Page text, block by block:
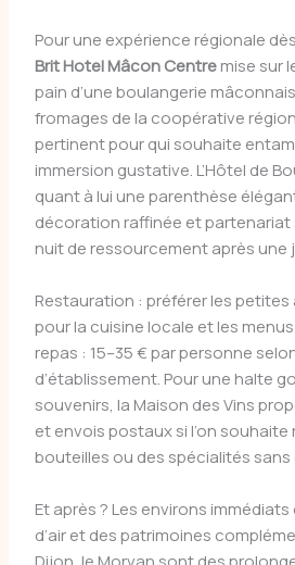
Pour une expérience régionale
Brit Hotel Mâcon Centremise sur
pain d’une boulangerie
fromages de la coopérative
pertinent pour qui souhaite
immersion gustative. L’Hôtel de
quant à lui une parenthèse
décoration raffinée et partenariat
nuit de ressourcement après une
Restauration : préférer les
pour la cuisine locale et les
repas : 15–35 € par personne
d’établissement. Pour une halte
souvenirs, la Maison des Vins
et envois postaux si l’on souhaite
bouteilles ou des spécialités
Et après ? Les environs
d’air et des patrimoines